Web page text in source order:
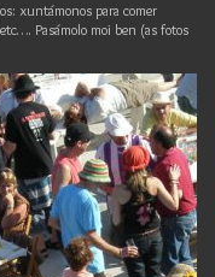
xuntámonos para comer
Pasámolo moi ben (as fotos